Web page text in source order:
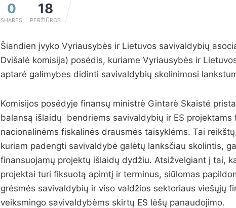
0
SHARES
18
PERŽIŪROS
Šiandien įvyko Vyriausybės ir Lietuvos savivaldybių
Dvišalė komisija) posėdis, kuriame Vyriausybės ir
aptarė galimybes didinti savivaldybių skolinimosi
Komisijos posėdyje finansų ministrė Gintarė Skaistė
balansą išlaidų bendriems savivaldybių ir ES
nacionalinėms fiskalinės drausmės taisyklėms. Tai
kuriam padengti savivaldybė galėtų lanksčiau skolintis,
finansuojamų projektų išlaidų dydžiu. Atsižvelgiant į tai,
projektai turi fiksuotą apimtį ir terminus, siūlomas
grėsmės savivaldybių ir viso valdžios sektoriaus viešųjų
veiksmingo savivaldybėms skirtų ES lėšų panaudojimo.